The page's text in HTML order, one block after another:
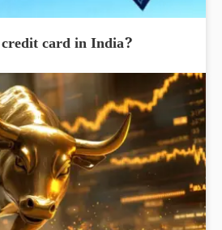
card in India?